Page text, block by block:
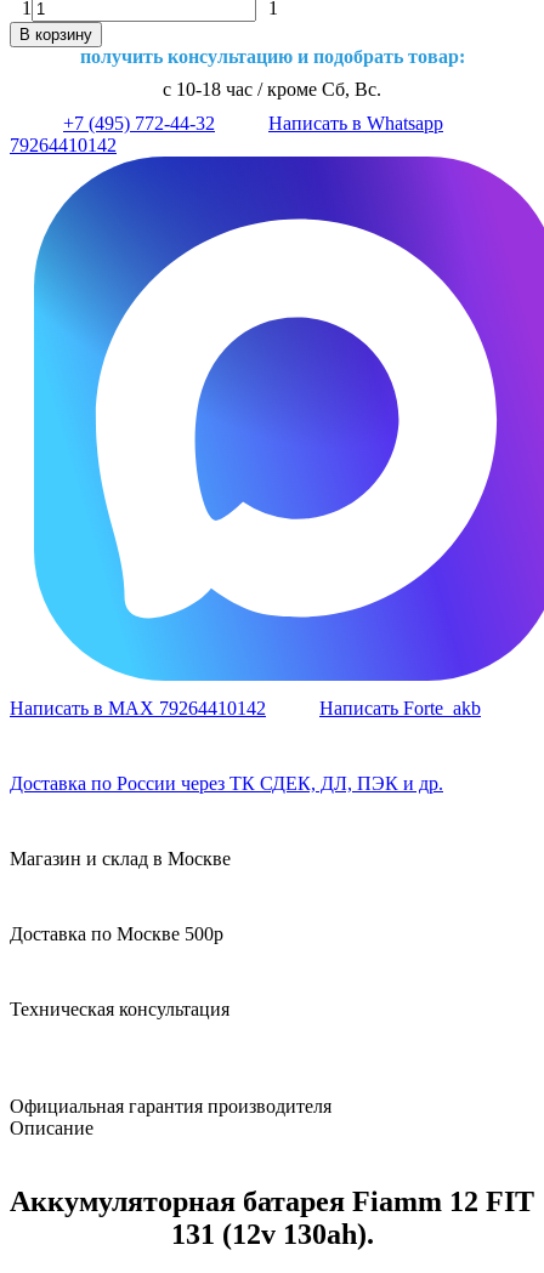
1 1
В корзину
получить консультацию и подобрать товар:
с 10-18 час / кроме Сб, Вс.
+7 (495) 772-44-32
Написать в Whatsapp
79264410142
Написать в MAX 79264410142 Написать Forte_akb
Доставка по России через ТК СДЕК, ДЛ, ПЭК и др.
Магазин и склад в Москве
Доставка по Москве 500р
Техническая консультация
Официальная гарантия производителя
Описание
Аккумуляторная батарея Fiamm 12 FIT
131 (12v 130ah).